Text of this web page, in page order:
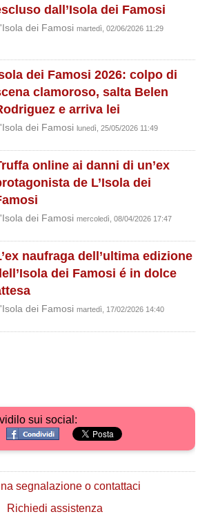
dall’Isola dei Famosi
dei Famosi martedì, 02/06/2026 11:29
dei Famosi 2026: colpo di
clamoroso, salta Belen
e arriva lei
dei Famosi lunedì, 25/05/2026 11:49
online ai danni di un’ex
de L’Isola dei
dei Famosi mercoledì, 08/04/2026 17:47
naufraga dell’ultima edizione
dei Famosi é in dolce
dei Famosi martedì, 17/02/2026 14:40
sui social:
segnalazione o contattaci
Richiedi assistenza